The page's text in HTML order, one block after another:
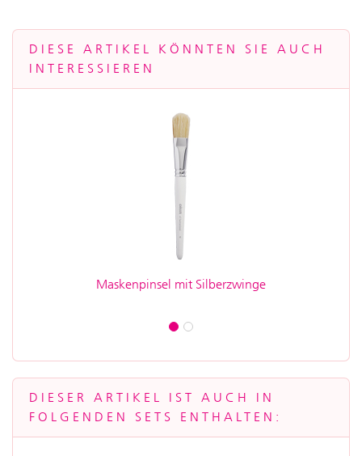
DIESE ARTIKEL KÖNNTEN SIE AUCH
INTERESSIEREN
Maskenpinsel mit Silberzwinge
DIESER ARTIKEL IST AUCH IN
FOLGENDEN SETS ENTHALTEN: